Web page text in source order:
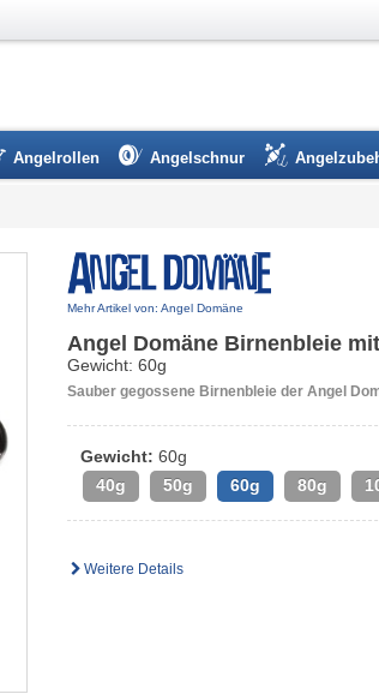
Angelrollen Angelschnur
Mehr Artikel von: Angel Domäne
Angel Domäne Birnenbleie
Gewicht: 60g
Sauber gegossene Birnenbleie der Angel
Gewicht: 60g
40g 50g 60g 80g
Weitere Details